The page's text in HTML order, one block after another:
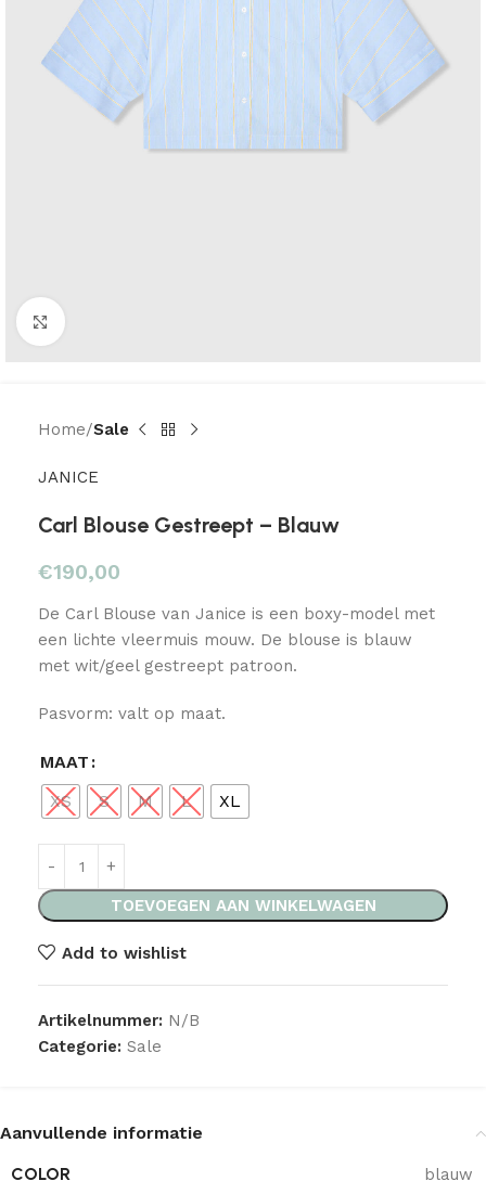
Click to enlarge
Home Sale
JANICE
Carl Blouse Gestreept – Blauw
€190,00
De Carl Blouse van Janice is een boxy-model met
een lichte vleermuis mouw. De blouse is blauw
met wit/geel gestreept patroon.
Pasvorm: valt op maat.
MAAT
XS
S M L XL
TOEVOEGEN AAN WINKELWAGEN
Add to wishlist
Artikelnummer: N/B
Categorie: Sale
Aanvullende informatie
COLOR
blauw